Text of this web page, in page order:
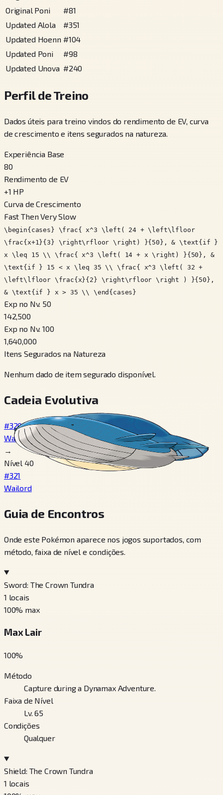
Original Poni
#81
Updated Alola
#351
Updated Hoenn #104
Updated Poni
#98
Updated Unova #240
Perfil de Treino
Dados úteis para treino vindos do rendimento de EV, curva
de crescimento e itens segurados na natureza.
Experiência Base
80
Rendimento de EV
+1 HP
Curva de Crescimento
Fast Then Very Slow
\begin{cases} \frac{ x^3 \left( 24 + \left\lfloor
\frac{x+1}{3} \right\rfloor \right) }{50}, & \text{if }
x \leq 15 \\ \frac{ x^3 \left( 14 + x \right) }{50}, &
\text{if } 15 < x \leq 35 \\ \frac{ x^3 \left( 32 +
\left\lfloor \frac{x}{2} \right\rfloor \right ) }{50},
& \text{if } x > 35 \\ \end{cases}
Exp no Nv. 50
142,500
Exp no Nv. 100
1,640,000
Itens Segurados na Natureza
Nenhum dado de item segurado disponível.
Cadeia Evolutiva
#320
Wailmer
→
Nível 40
#321
Wailord
Guia de Encontros
Onde este Pokémon aparece nos jogos suportados, com
método, faixa de nível e condições.
Sword: The Crown Tundra
1 locais
100% max
Max Lair
100%
Método
Capture during a Dynamax Adventure.
Faixa de Nível
Lv. 65
Condições
Qualquer
Shield: The Crown Tundra
1 locais